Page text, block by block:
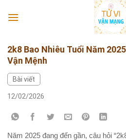
2k8 Bao Nhiêu Tuổi Năm
Vận Mệnh
Bài viết
12/02/2026
Năm 2025 đang đến gần, câu hỏi